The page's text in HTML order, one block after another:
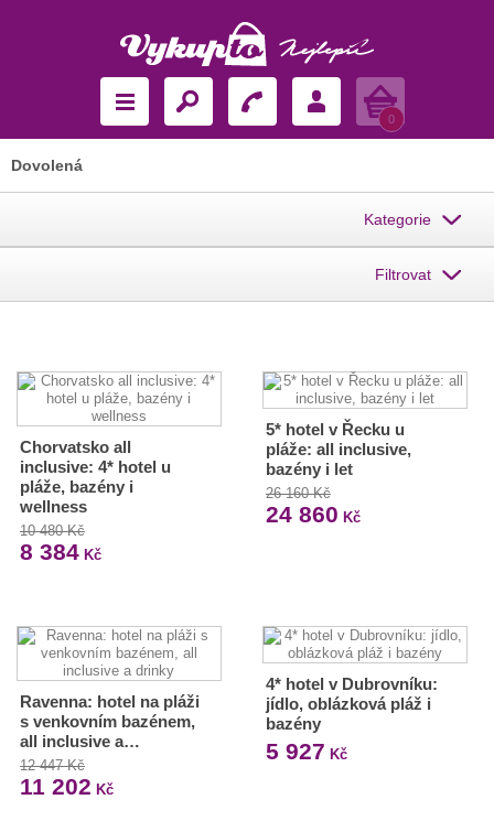
Košík
0
Dovolená
Kategorie
Filtrovat
Chorvatsko all
inclusive: 4* hotel u
pláže, bazény i
wellness
10 480 Kč
8 384 Kč
5* hotel v Řecku u
pláže: all inclusive,
bazény i let
26 160 Kč
24 860 Kč
Ravenna: hotel na pláži
s venkovním bazénem,
all inclusive a…
12 447 Kč
11 202 Kč
4* hotel v Dubrovníku:
jídlo, oblázková pláž i
bazény
5 927 Kč